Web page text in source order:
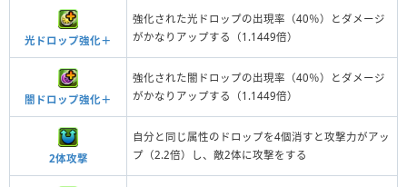
光ドロップ強化＋
強化された光ドロップの出現率（40％）とダメージ
がかなりアップする（1.1449倍）
闇ドロップ強化＋
強化された闇ドロップの出現率（40％）とダメージ
がかなりアップする（1.1449倍）
2体攻撃
自分と同じ属性のドロップを4個消すと攻撃力がアッ
プ（2.2倍）し、敵2体に攻撃をする